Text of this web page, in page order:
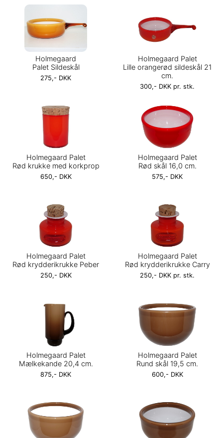
Holmegaard
Palet Sildeskål
275,- DKK
Holmegaard Palet
Lille orangerød sildeskål 21
cm.
300,- DKK pr. stk.
Holmegaard Palet
Rød krukke med korkprop
650,- DKK
Holmegaard Palet
Rød skål 16,0 cm.
575,- DKK
Holmegaard Palet
Rød krydderikrukke Peber
250,- DKK
Holmegaard Palet
Rød krydderikrukke Carry
250,- DKK pr. stk.
Holmegaard Palet
Mælkekande 20,4 cm.
875,- DKK
Holmegaard Palet
Rund skål 19,5 cm.
600,- DKK